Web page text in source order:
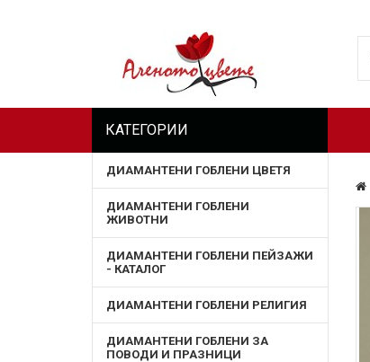
КАТЕГОРИИ
ДИАМАНТЕНИ ГОБЛЕНИ ЦВЕТЯ
ДИАМАНТЕНИ ГОБЛЕНИ
ЖИВОТНИ
ДИАМАНТЕНИ ГОБЛЕНИ ПЕЙЗАЖИ
- КАТАЛОГ
ДИАМАНТЕНИ ГОБЛЕНИ РЕЛИГИЯ
ДИАМАНТЕНИ ГОБЛЕНИ ЗА
ПОВОДИ И ПРАЗНИЦИ